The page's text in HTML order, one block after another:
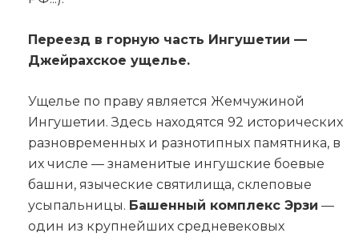
Переезд в горную часть Ингушетии —
Джейрахское ущелье.
Ущелье по праву является Жемчужиной
Ингушетии. Здесь находятся 92 исторических
разновременных и разнотипных памятника, в
их числе — знаменитые ингушские боевые
башни, языческие святилища, склеповые
усыпальницы. Башенный комплекс Эрзи —
один из крупнейших средневековых